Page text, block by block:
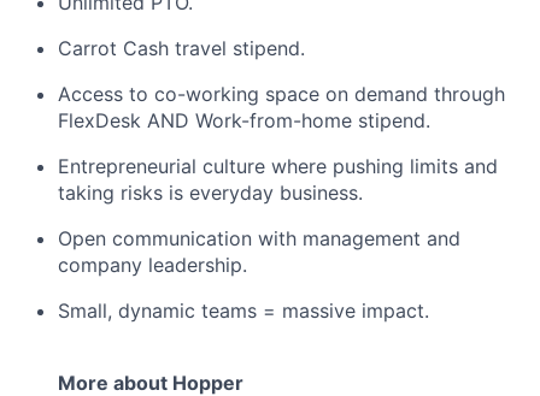
Carrot Cash travel stipend.
Access to co-working space on demand through
FlexDesk AND Work-from-home stipend.
Entrepreneurial culture where pushing limits and
taking risks is everyday business.
Open communication with management and
company leadership.
Small, dynamic teams = massive impact.
More about Hopper